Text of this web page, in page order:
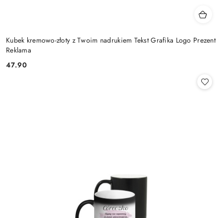
Kubek kremowo-złoty z Twoim nadrukiem Tekst Grafika Logo Prezent
Reklama
Cena:
47.90